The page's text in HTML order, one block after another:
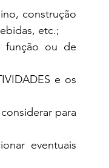
etc.;
e os
para
eventuais